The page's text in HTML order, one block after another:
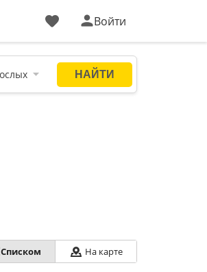
Войти
Списком На карте